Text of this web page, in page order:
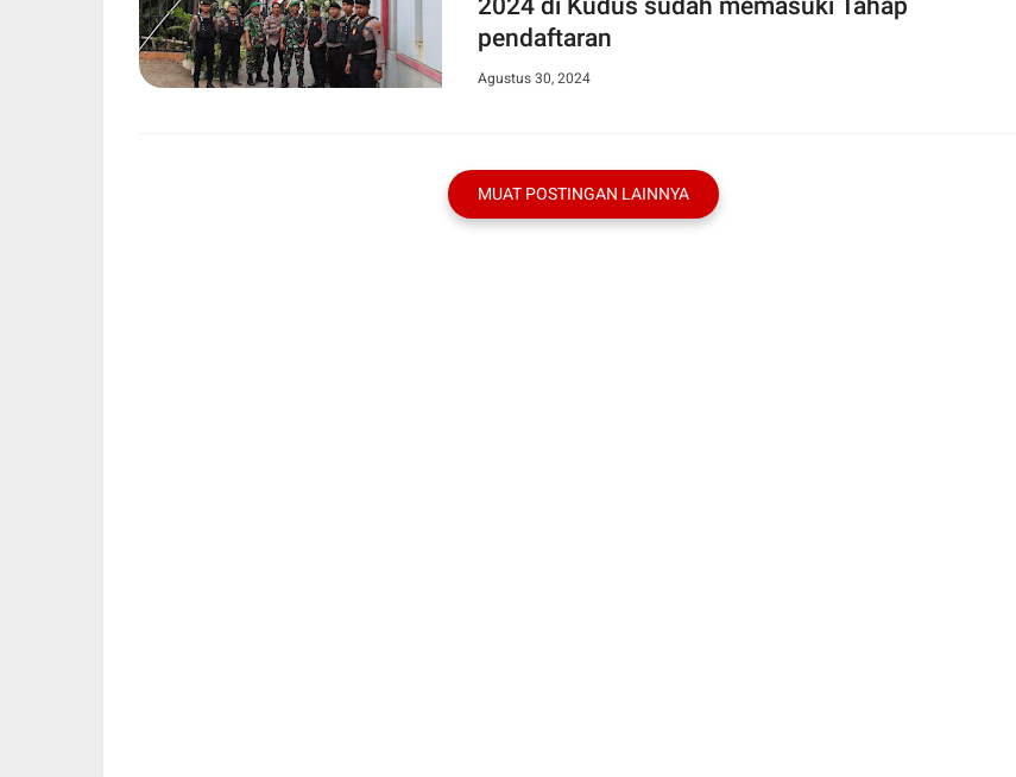
pendaftaran
Agustus 30, 2024
MUAT POSTINGAN LAINNYA